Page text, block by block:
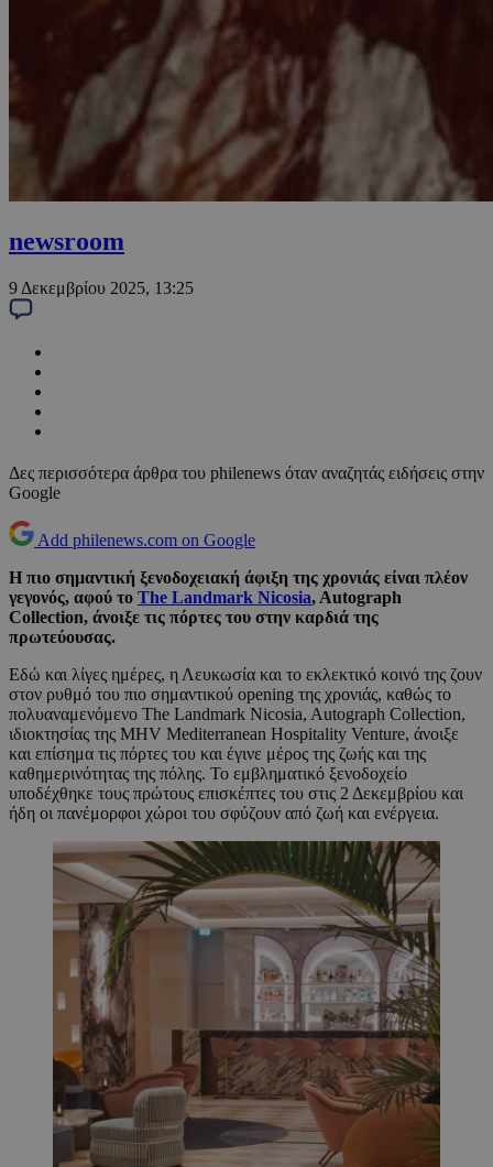
newsroom
9 Δεκεμβρίου 2025, 13:25
Δες περισσότερα άρθρα του philenews όταν αναζητάς ειδήσεις στην
Google
Add philenews.com on Google
Η πιο σημαντική ξενοδοχειακή άφιξη της χρονιάς είναι πλέον
γεγονός, αφού το The Landmark Nicosia, Autograph
Collection, άνοιξε τις πόρτες του στην καρδιά της
πρωτεύουσας.
Εδώ και λίγες ημέρες, η Λευκωσία και το εκλεκτικό κοινό της ζουν
στον ρυθμό του πιο σημαντικού opening της χρονιάς, καθώς το
πολυαναμενόμενο The Landmark Nicosia, Autograph Collection,
ιδιοκτησίας της MHV Mediterranean Hospitality Venture, άνοιξε
και επίσημα τις πόρτες του και έγινε μέρος της ζωής και της
καθημερινότητας της πόλης. Το εμβληματικό ξενοδοχείο
υποδέχθηκε τους πρώτους επισκέπτες του στις 2 Δεκεμβρίου και
ήδη οι πανέμορφοι χώροι του σφύζουν από ζωή και ενέργεια.